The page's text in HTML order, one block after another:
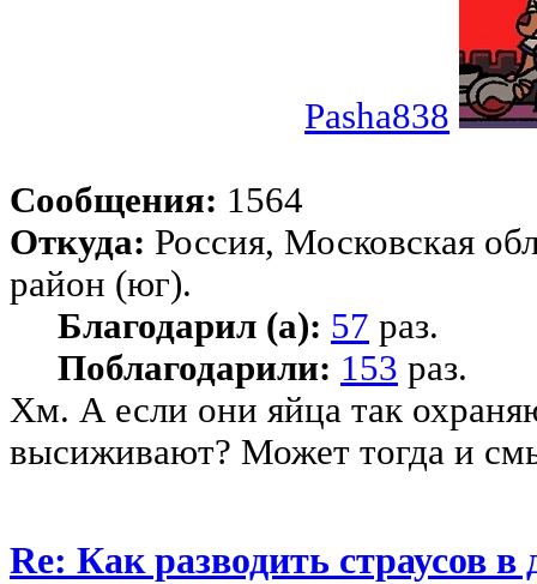
Pasha838
Сообщения: 1564
Откуда: Россия, Московская
район (юг).
Благодарил (а): 57 раз.
Поблагодарили: 153 раз.
Хм. А если они яйца так
высиживают? Может тогда и
Re: Как разводить страусов